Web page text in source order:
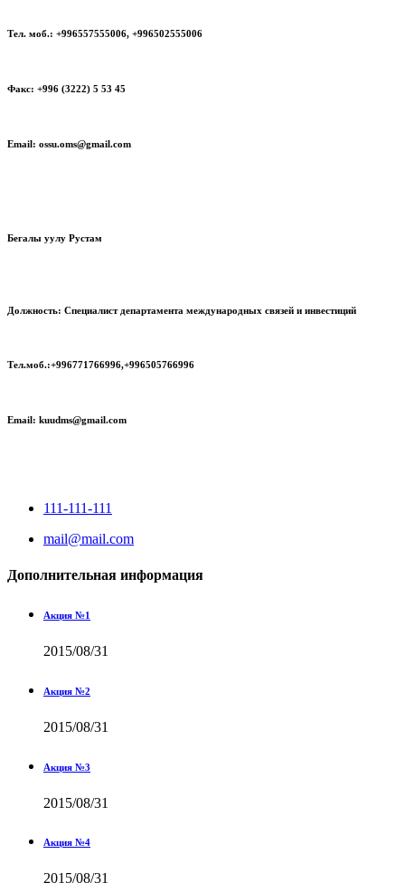
Тел. моб.: +996557555006, +996502555006
Факс: +996 (3222) 5 53 45
Email: ossu.oms@gmail.com
Бегалы уулу Рустам
Должность: Специалист департамента международных связей и инвестиций
Тел.моб.:+996771766996,+996505766996
Email: kuudms@gmail.com
111-111-111
mail@mail.com
Дополнительная информация
Акция №1
2015/08/31
Акция №2
2015/08/31
Акция №3
2015/08/31
Акция №4
2015/08/31